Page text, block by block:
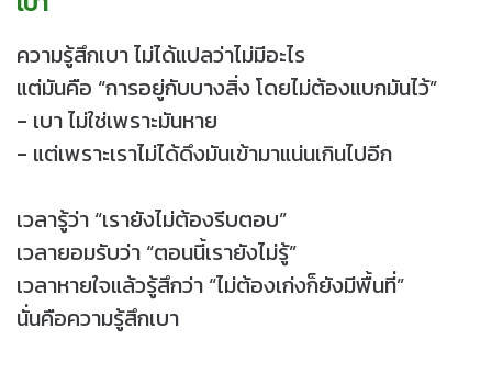
ความรู้สึกเบา ไม่ได้แปลว่าไม่มีอะไร
แต่มันคือ “การอยู่กับบางสิ่ง โดยไม่ต้องแบกมันไว้”
- เบา ไม่ใช่เพราะมันหาย
- แต่เพราะเราไม่ได้ดึงมันเข้ามาแน่นเกินไปอีก
เวลารู้ว่า “เรายังไม่ต้องรีบตอบ”
เวลายอมรับว่า “ตอนนี้เรายังไม่รู้”
เวลาหายใจแล้วรู้สึกว่า “ไม่ต้องเก่งก็ยังมีพื้นที่”
นั่นคือความรู้สึกเบา